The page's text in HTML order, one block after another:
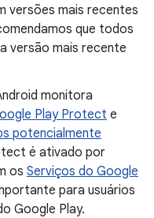
versões mais recentes
que todos
versão mais recente
monitora
Play Protect e
potencialmente
é ativado por
os Serviços do Google
para usuários
Google Play.